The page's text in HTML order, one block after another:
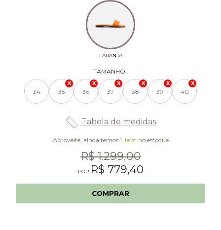
TAMANHO
34 35 36 37 38 39 40
Tabela de medidas
Aproveite, ainda temos 1 item no estoque
R$ 1.299,00
R$ 779,40
COMPRAR